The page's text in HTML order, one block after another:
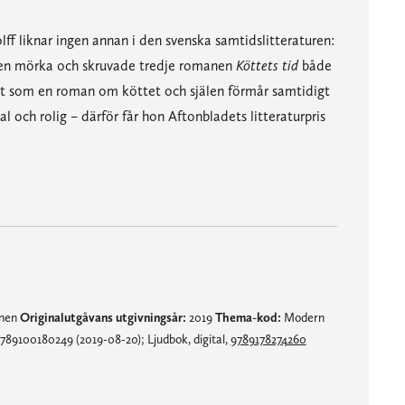
liknar ingen annan i den svenska samtidslitteraturen:
mörka och skruvade tredje romanen Köttets tidbåde
som en roman om köttet och själen förmår samtidigt
och rolig – därför får hon Aftonbladets litteraturpris
Originalutgåvans utgivningsår: 2019Thema-kod: Modern
(2019-08-20); Ljudbok, digital,9789178274260